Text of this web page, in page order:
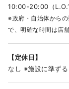
10:00-20:00（
※政府・自治体から
で、明確な時間は店
定休日
なし ※施設に準ずる